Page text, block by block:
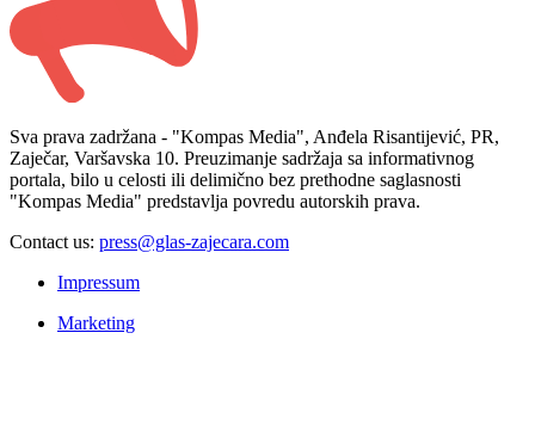
Sva prava zadržana - "Kompas Media", Anđela Risantijević, PR,
Zaječar, Varšavska 10. Preuzimanje sadržaja sa informativnog
portala, bilo u celosti ili delimično bez prethodne saglasnosti
"Kompas Media" predstavlja povredu autorskih prava.
Contact us: press@glas-zajecara.com
Impressum
Marketing